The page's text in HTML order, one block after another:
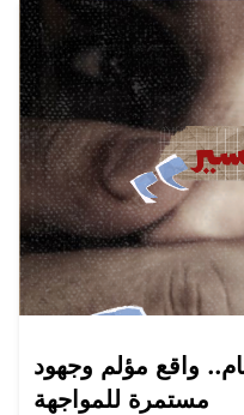
واقع مؤلم وجهود
مستمرة للمواجهة